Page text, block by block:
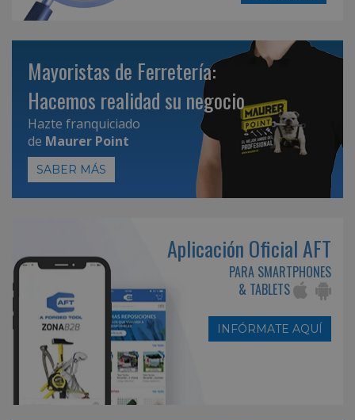
Mayoristas de Ferretería:
Hacemos realidad su negocio
Hazte franquiciado
de Maurer Point
SABER MÁS
Aplicación Oficial AFT
PARA SMARTPHONES
& TABLETS
INFÓRMATE AQUÍ